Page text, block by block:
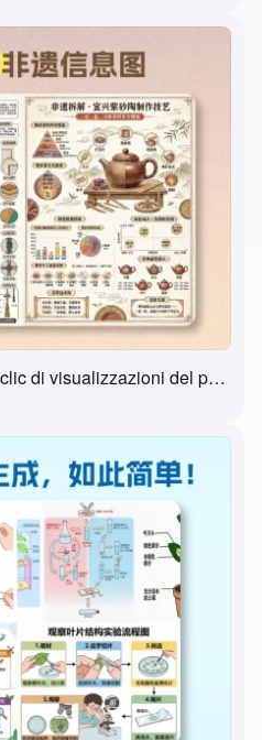
Generazione con un solo clic di visualizzazioni del patrimonio culturale immateriale tramite AI? Questo strumento lo fa davvero!